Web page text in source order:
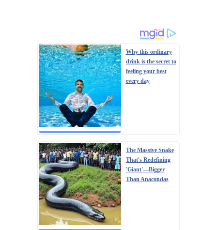
Why this ordinary
drink is the secret to
feeling your best
every day
The Massive Snake
That's Redefining
'Giant'—Bigger
Than Anacondas